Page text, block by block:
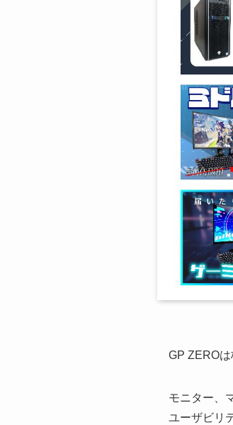
GP ZERO
モニター、
ユーザビリ